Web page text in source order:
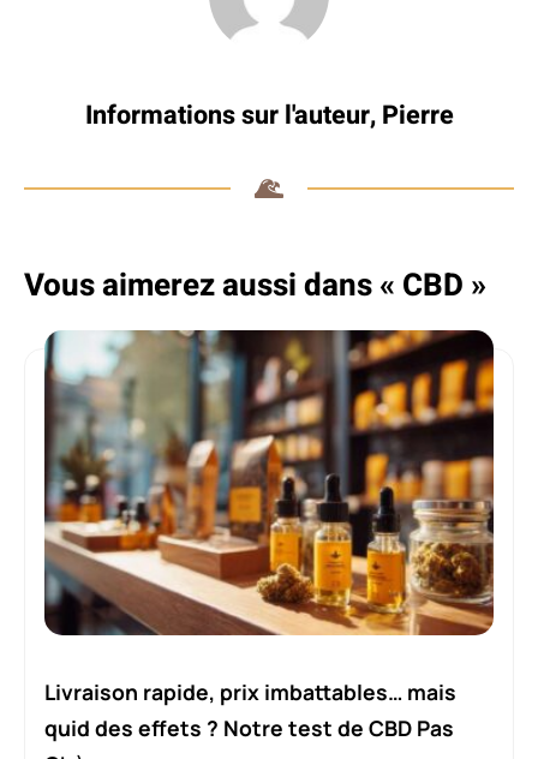
Informations sur l'auteur,Pierre
Vous aimerez aussi dans « CBD »
Livraison rapide, prix imbattables… mais
quid des effets ? Notre test de CBD Pas